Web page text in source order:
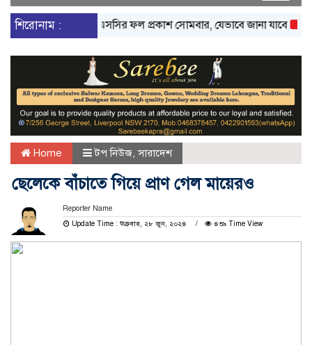
শিরোনাম :এসএসসির ফল প্রকাশ সোমবার, যেভাবে জানা যাবে
Home টপ নিউজ,সারাদেশ
ছেলেকে বাঁচাতে গিয়ে প্রাণ গেল মায়েরও
Reporter Name
Update Time : শুক্রবার, ২৮ জুন, ২০২৪
৪৩৯ Time View